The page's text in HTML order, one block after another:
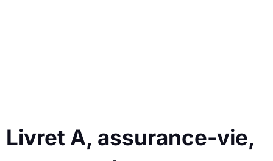
Livret A, assurance-vie,